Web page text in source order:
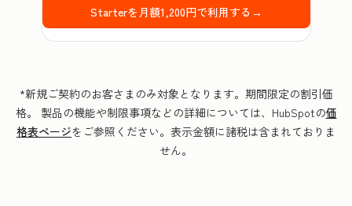
Starterを月額1,200円で利用する→
*新規ご契約のお客さまのみ対象となります。期間限定の割引価
格。 製品の機能や制限事項などの詳細については、HubSpotの価
格表ページをご参照ください。表示金額に諸税は含まれておりま
せん。